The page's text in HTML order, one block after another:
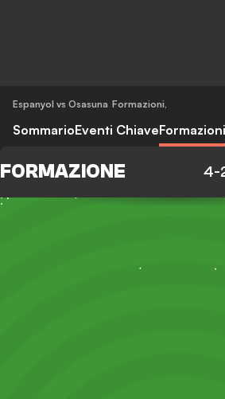
Espanyol vs Osasuna Formazioni,
SommarioEventi ChiaveFormazioni
4-
FORMAZIONE